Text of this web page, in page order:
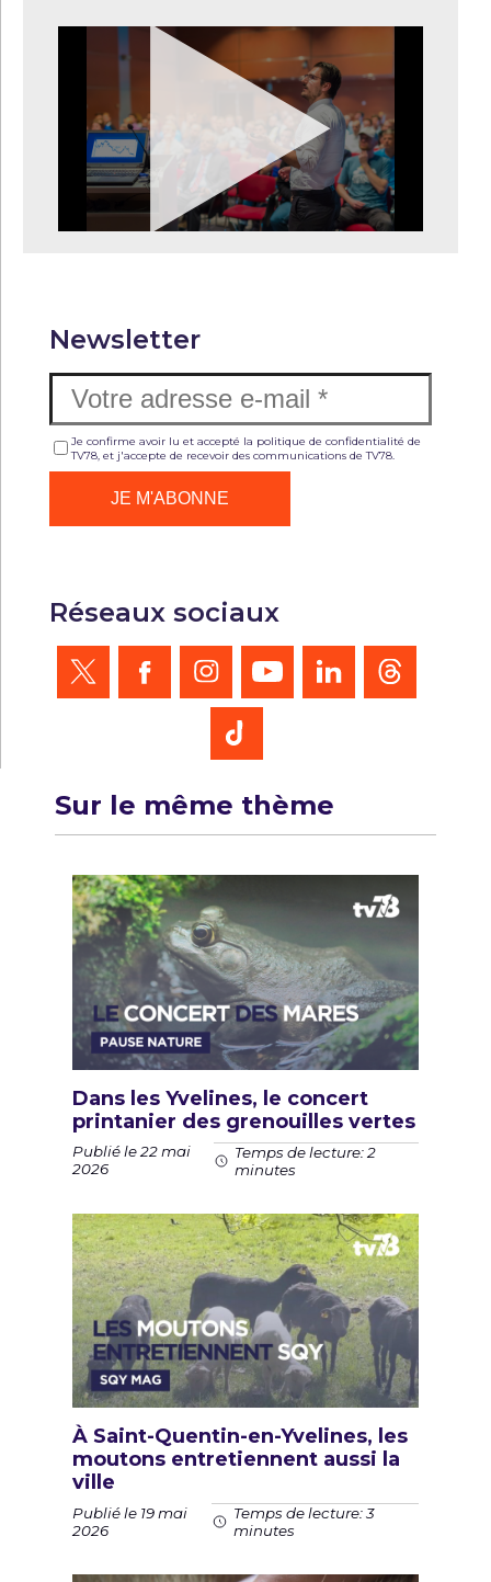
Newsletter
Je confirme avoir lu et accepté la politique de confidentialité de
TV78, et j'accepte de recevoir des communications de TV78.
Réseaux sociaux
Sur le même thème
Dans les Yvelines, le concert
printanier des grenouilles vertes
Publié le 22 mai
2026
Temps de lecture: 2
minutes
À Saint-Quentin-en-Yvelines, les
moutons entretiennent aussi la
ville
Publié le 19 mai
2026
Temps de lecture: 3
minutes